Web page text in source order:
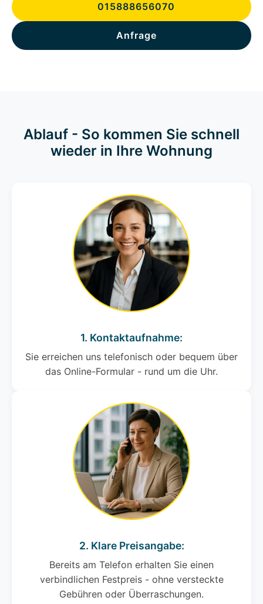
015888656070
Anfrage
Ablauf - So kommen Sie schnell
wieder in Ihre Wohnung
1. Kontaktaufnahme:
Sie erreichen uns telefonisch oder bequem über
das Online-Formular - rund um die Uhr.
2. Klare Preisangabe:
Bereits am Telefon erhalten Sie einen
verbindlichen Festpreis - ohne versteckte
Gebühren oder Überraschungen.